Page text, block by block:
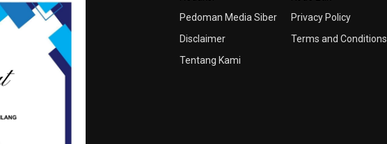
Pedoman Media Siber
Disclaimer
Tentang Kami
Privacy Policy
Terms and Conditions